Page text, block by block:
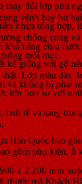
thay đổi lớp phủ
vênh hay hư hại
nhựa tổng hợp,
chống cong và
khả năng chịu
mối mọt.
kế giống với gỗ
thật. Lớp màu dày
và không bị phai
lớn hơn so với
tinh tế và sang
Hàn Quốc bao
gồm phụ kiện, ô
x 2.200 mm
thước mà Khách